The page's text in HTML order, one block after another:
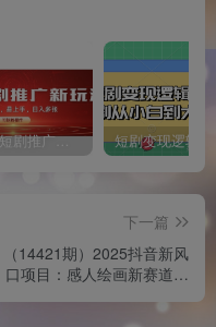
2025快手短剧推广新玩法，保姆级教学，日入多张，可矩阵操作
下一篇
（14421期）2025抖音新风
口项目：感人绘画新赛道变
几百